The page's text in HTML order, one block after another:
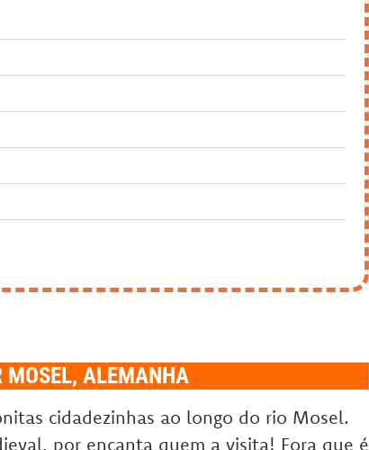
MOSEL, ALEMANHA
cidadezinhas ao longo do rio Mosel.
por encanta quem a visita! Fora que é